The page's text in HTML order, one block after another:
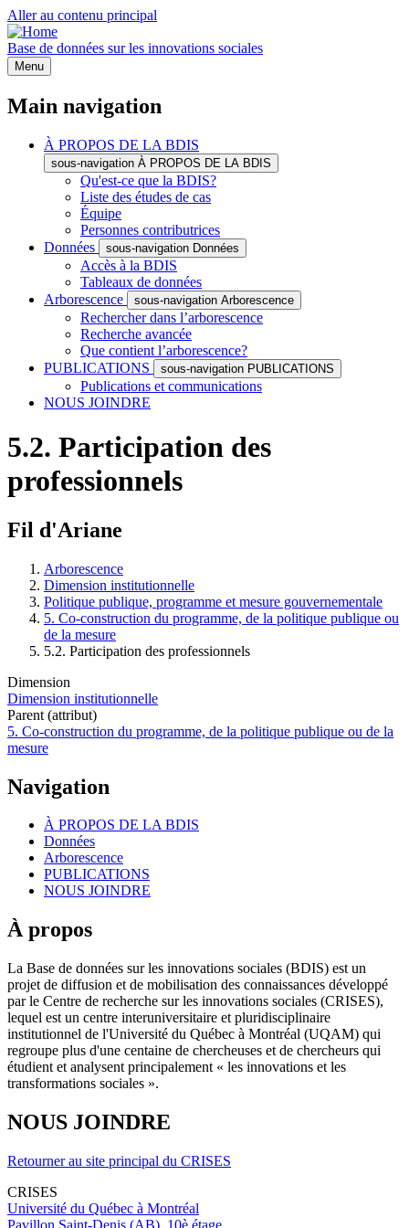
Aller au contenu principal
Base de données sur les innovations sociales
Menu
Main navigation
À PROPOS DE LA BDIS
sous-navigation À PROPOS DE LA BDIS
Qu'est-ce que la BDIS?
Liste des études de cas
Équipe
Personnes contributrices
Données
sous-navigation Données
Accès à la BDIS
Tableaux de données
Arborescence
sous-navigation Arborescence
Rechercher dans l’arborescence
Recherche avancée
Que contient l’arborescence?
PUBLICATIONS
sous-navigation PUBLICATIONS
Publications et communications
NOUS JOINDRE
5.2. Participation des
professionnels
Fil d'Ariane
Arborescence
Dimension institutionnelle
Politique publique, programme et mesure gouvernementale
5. Co-construction du programme, de la politique publique ou
de la mesure
5.2. Participation des professionnels
Dimension
Dimension institutionnelle
Parent (attribut)
5. Co-construction du programme, de la politique publique ou de la
mesure
Navigation
À PROPOS DE LA BDIS
Données
Arborescence
PUBLICATIONS
NOUS JOINDRE
À propos
La Base de données sur les innovations sociales (BDIS) est un
projet de diffusion et de mobilisation des connaissances développé
par le Centre de recherche sur les innovations sociales (CRISES),
lequel est un centre interuniversitaire et pluridisciplinaire
institutionnel de l'Université du Québec à Montréal (UQAM) qui
regroupe plus d'une centaine de chercheuses et de chercheurs qui
étudient et analysent principalement « les innovations et les
transformations sociales ».
NOUS JOINDRE
Retourner au site principal du CRISES
CRISES
Université du Québec à Montréal
Pavillon Saint-Denis (AB), 10è étage